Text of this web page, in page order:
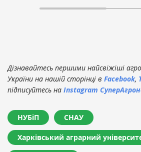
Дізнавайтесь першими найсвіжіші
України на нашій сторінці в Facebook,
підписуйтесь на Instagram
НУБіП СНАУ
Харківський аграрний